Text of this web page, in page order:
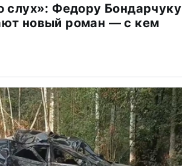
слух»: Федору Бондарчуку
новый роман — с кем